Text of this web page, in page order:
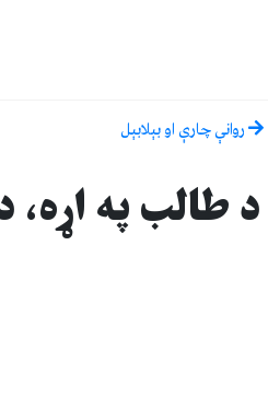
روانې چارې او بېلابېل
د طالب په